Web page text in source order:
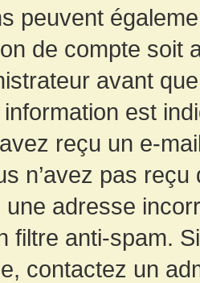
peuvent
de compte soit
avant
est
reçu un e-
n’avez pas
une adresse
filtre anti-spam.
contactez un